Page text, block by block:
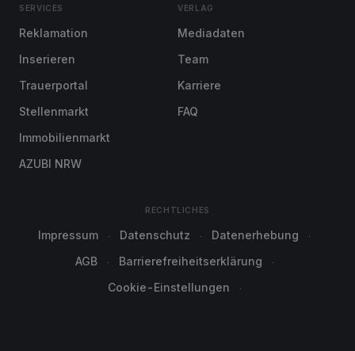
SERVICES
Reklamation
Inserieren
Trauerportal
Stellenmarkt
Immobilienmarkt
AZUBI NRW
VERLAG
Mediadaten
Team
Karriere
FAQ
RECHTLICHES
Impressum Datenschutz
Datenerhebung
AGB
Barrierefreiheitserklärung
Cookie-Einstellungen